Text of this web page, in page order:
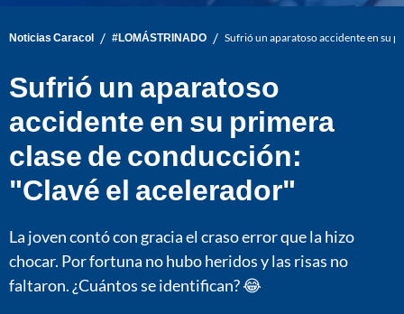
Noticias Caracol / #LOMÁSTRINADO / Sufrió un aparatoso accidente en su
Sufrió un aparatoso
accidente en su primera
clase de conducción:
"Clavé el acelerador"
La joven contó con gracia el craso error que la hizo
chocar. Por fortuna no hubo heridos y las risas no
faltaron. ¿Cuántos se identifican? 😂